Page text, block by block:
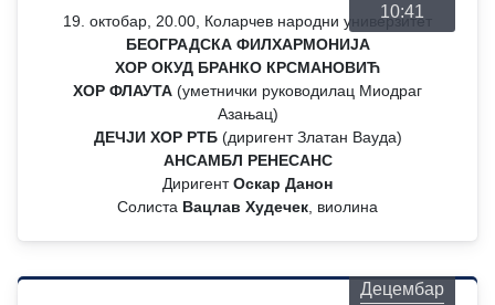
10:41
19. октобар, 20.00, Коларчев народни универзитет
БЕОГРАДСКА ФИЛХАРМОНИЈА
ХОР ОКУД БРАНКО КРСМАНОВИЋ
ХОР ФЛАУТА (уметнички руководилац Миодраг
Азањац)
ДЕЧЈИ ХОР РТБ(диригент Златан Вауда)
АНСАМБЛ РЕНЕСАНС
ДиригентОскар Данон
Солиста Вацлав Худечек , виолина
Децембар